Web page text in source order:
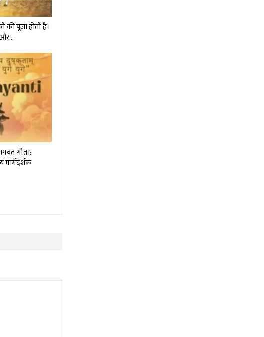
की पूजा होती है।
और…
गीता: